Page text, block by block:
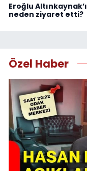
Eroğlu Altınkaynak’ı
neden ziyaret etti?
Özel Haber